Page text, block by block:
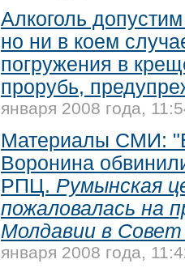
Алкоголь
но ни в коем
погружения в
прорубь,
января 2008 года,
Материалы СМИ:
Воронина
РПЦ. Румынская
пожаловалась на
Молдавии в
января 2008 года,